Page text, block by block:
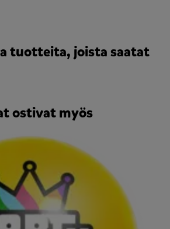
tuotteita, joista saatat
ostivat myös